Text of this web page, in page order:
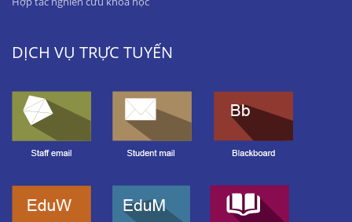
DỊCH VỤ TRỰC TUYẾN